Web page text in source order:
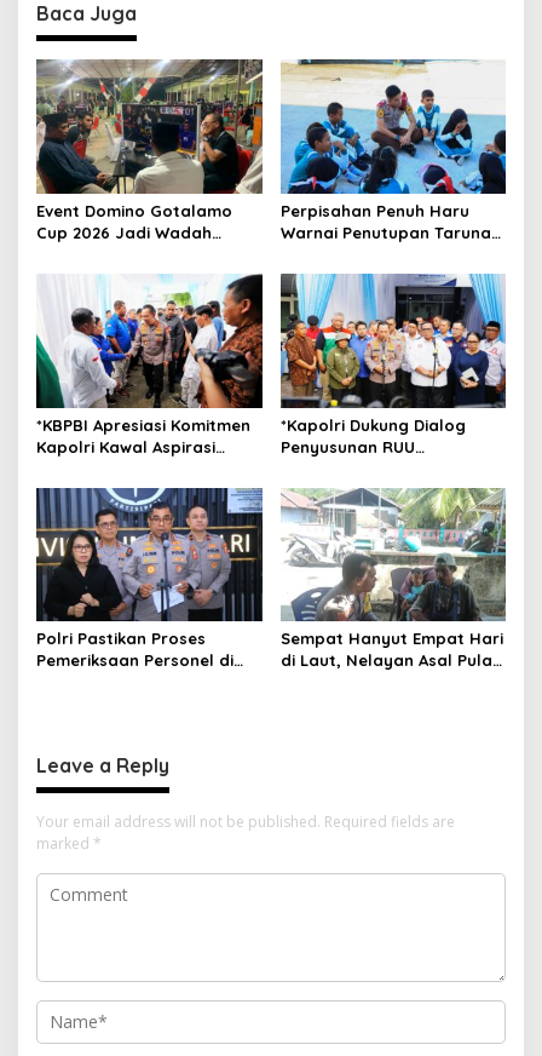
a
v
i
g
a
t
i
Baca Juga
Event Domino Gotalamo
Cup 2026 Jadi Wadah
Kebersamaan Masyarakat
Perpisahan Penuh Haru
Warnai Penutupan Taruna
Kepulauan
*KBPBI Apresiasi Komitmen
Kapolri Kawal Aspirasi
Ketenagakerjaan*
*Kapolri Dukung Dialog
Penyusunan RUU
Jembatan Aspirasi Buruh*
Polri Pastikan Proses
Pemeriksaan Personel di
Sempat Hanyut Empat Hari
di Laut, Nelayan Asal Pulau
Leave a Reply
Your email address will not be published. Required fields are
marked *